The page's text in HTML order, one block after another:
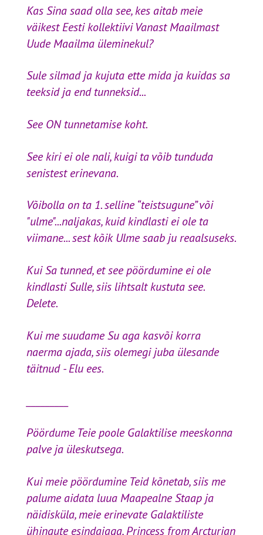
Kas Sina saad olla see, kes aitab meie
väikest Eesti kollektiivi Vanast Maailmast
Uude Maailma üleminekul?
Sule silmad ja kujuta ette mida ja kuidas sa
teeksid ja end tunneksid...
See ON tunnetamise koht.
See kiri ei ole nali, kuigi ta võib tunduda
senistest erinevana.
Võibolla on ta 1. selline “teistsugune” või
"ulme"...naljakas, kuid kindlasti ei ole ta
viimane... sest kõik Ulme saab ju reaalsuseks.
Kui Sa tunned, et see pöördumine ei ole
kindlasti Sulle, siis lihtsalt kustuta see.
Delete.
Kui me suudame Su aga kasvõi korra
naerma ajada, siis olemegi juba ülesande
täitnud - Elu ees.
Pöördume Teie poole Galaktilise meeskonna
palve ja üleskutsega.
Kui meie pöördumine Teid kõnetab, siis me
palume aidata luua Maapealne Staap ja
näidisküla, meie erinevate Galaktiliste
ühingute esindajaga, Princess from Arcturian